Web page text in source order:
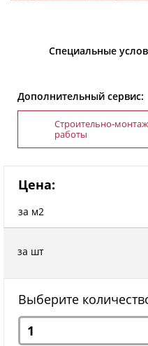
Специальные
Дополнительный сервис:
Строительно-
работы
Цена:
за м2
за шт
Выберите